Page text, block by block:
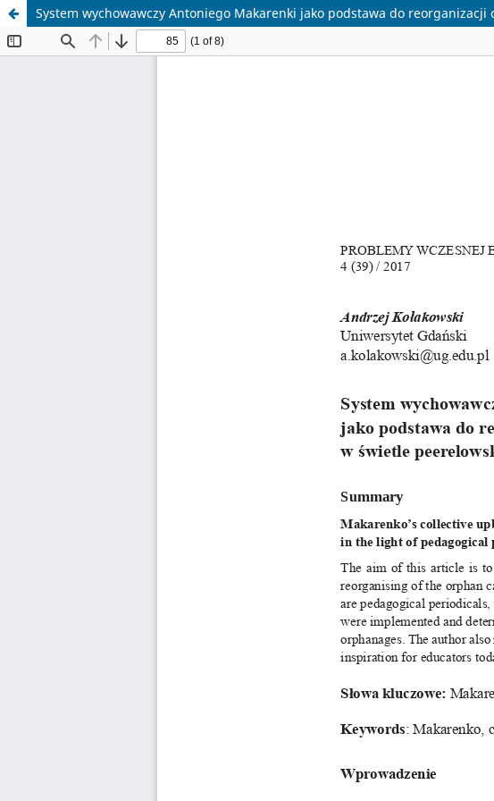
System wychowawczy Antoniego Makarenki jako podstawa do